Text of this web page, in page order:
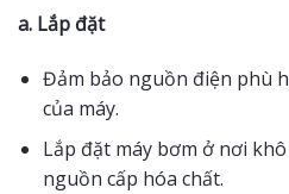
a. Lắp đặt
Đảm bảo nguồn điện phù
của máy.
Lắp đặt máy bơm ở nơi
nguồn cấp hóa chất.